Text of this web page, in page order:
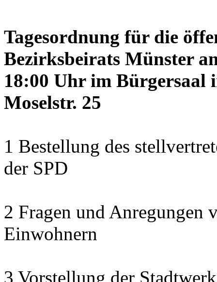
Tagesordnung für die
Bezirksbeirats Münster
18:00 Uhr im
Moselstr. 25
1 Bestellung des
der SPD
2 Fragen und Anregungen
Einwohnern
3 Vorstellung der